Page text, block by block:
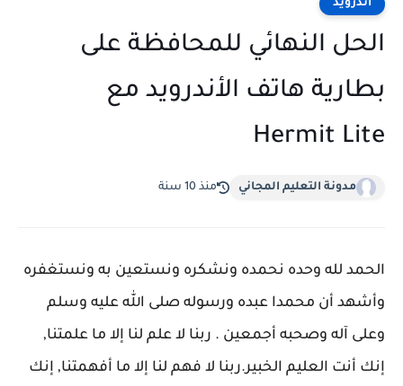
أندرويد
الحل النهائي للمحافظة على
بطارية هاتف الأندرويد مع
Hermit Lite
مدونة التعليم المجاني منذ 10 سنة
الحمد لله وحده نحمده ونشكره ونستعين به ونستغفره
وأشهد أن محمدا عبده ورسوله صلى الله عليه وسلم
وعلى آله وصحبه أجمعين . ربنا لا علم لنا إلا ما علمتنا,
إنك أنت العليم الخبير.ربنا لا فهم لنا إلا ما أفهمتنا, إنك